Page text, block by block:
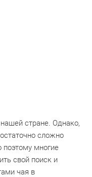
стране. Однако,
сложно
многие
свой поиск и
чая в